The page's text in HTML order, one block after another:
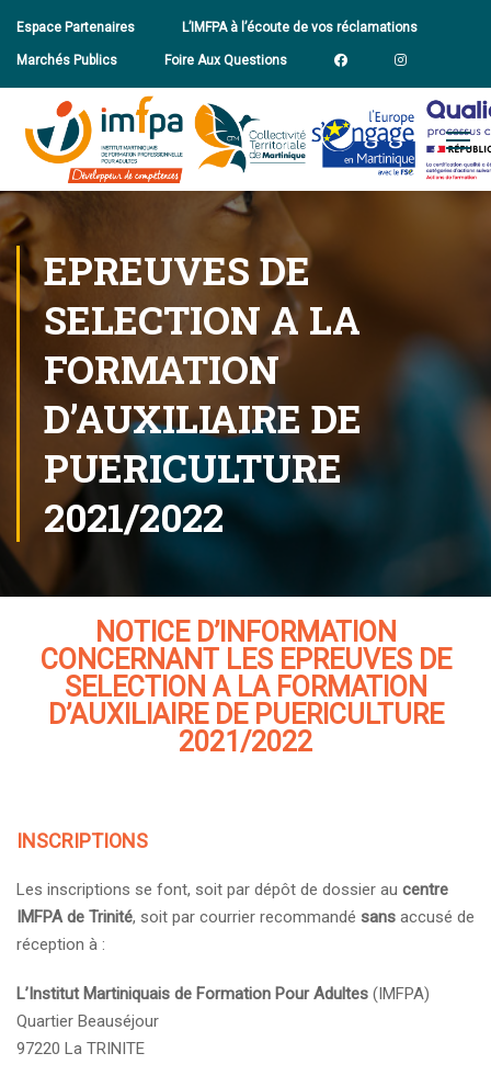
Espace Partenaires L’IMFPA à l’écoute de vos réclamations
Marchés Publics Foire Aux Questions
EPREUVES DE
SELECTION A LA
FORMATION
D’AUXILIAIRE DE
PUERICULTURE
2021/2022
NOTICE D’INFORMATION
CONCERNANT LES EPREUVES DE
SELECTION A LA FORMATION
D’AUXILIAIRE DE PUERICULTURE
2021/2022
INSCRIPTIONS
Les inscriptions se font, soit par dépôt de dossier au centre
IMFPA de Trinité, soit par courrier recommandé sans accusé de
réception à :
L’Institut Martiniquais de Formation Pour Adultes (IMFPA)
Quartier Beauséjour
97220 La TRINITE